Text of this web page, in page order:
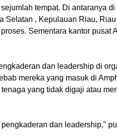
tempat. Di antaranya di
Selatan , Kepulauan Riau,
Sementara kantor pusat
dan leadership di
mereka yang masuk di
yang tidak digaji atau
dan leadership,"